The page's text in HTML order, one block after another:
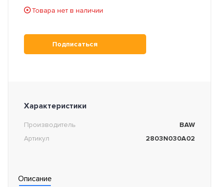
Товара нет в наличии
Подписаться
Характеристики
Производитель
BAW
Артикул
2803N030A02
Описание